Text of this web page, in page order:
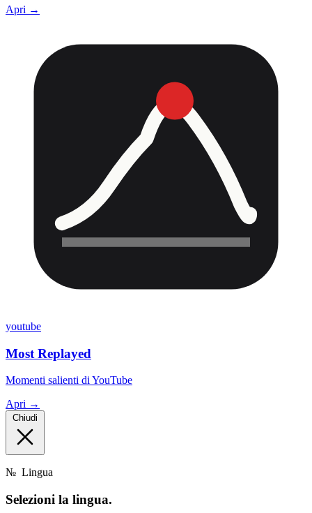
Apri →
youtube
Most Replayed
Momenti salienti di YouTube
Apri →
Chiudi
№ Lingua
Selezioni la lingua.